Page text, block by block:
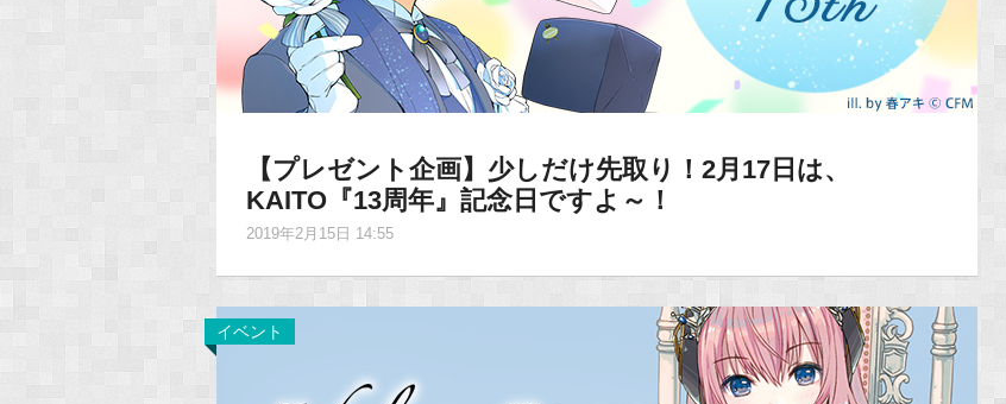
【プレゼント企画】少しだけ先取り！2月17日は、
KAITO『13周年』記念日ですよ～！
2019年2月15日 14:55
イベント